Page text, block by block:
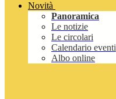
Novità
Panoramica
Le notizie
Le circolari
Calendario eventi
Albo online